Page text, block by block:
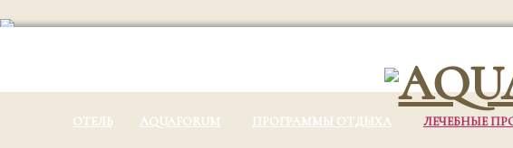
ОТЕЛЬ AQUAFORUM ПРОГРАММЫ ОТДЫХА ЛЕЧЕБНЫЕ